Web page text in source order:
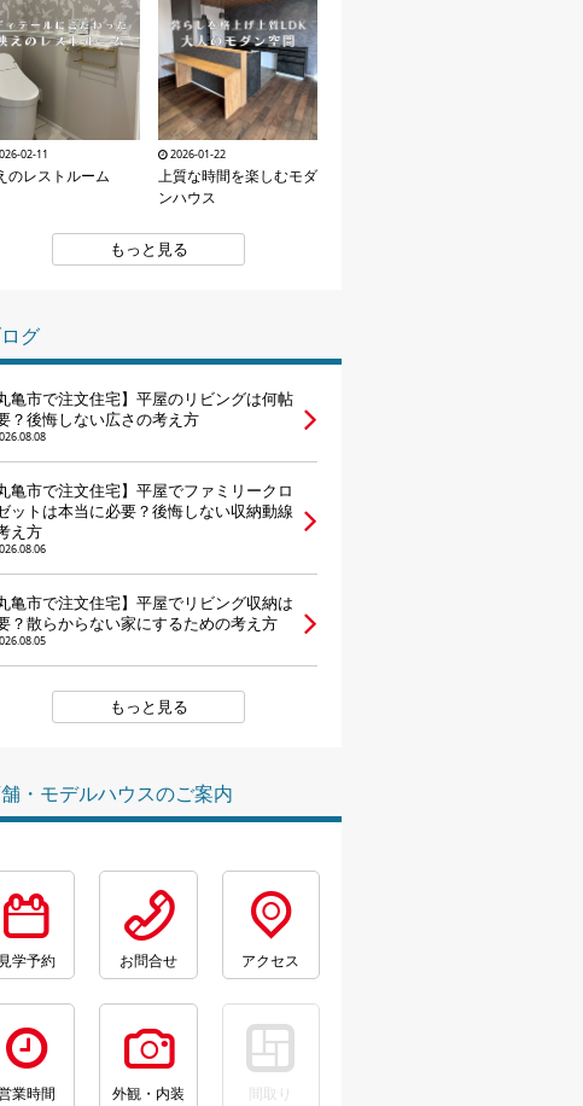
02-11
のレストルーム
2026-01-22
上質な時間を楽しむモダ
ンハウス
もっと見る
グ
丸亀市で注文住宅】平屋のリビングは何帖
？後悔しない広さの考え方
丸亀市で注文住宅】平屋でファミリークロ
ットは本当に必要？後悔しない収納動線
え方
丸亀市で注文住宅】平屋でリビング収納は
？散らからない家にするための考え方
もっと見る
・モデルハウスのご案内
見学予約 お問合せ アクセス
業時間 外観・内装 間取り